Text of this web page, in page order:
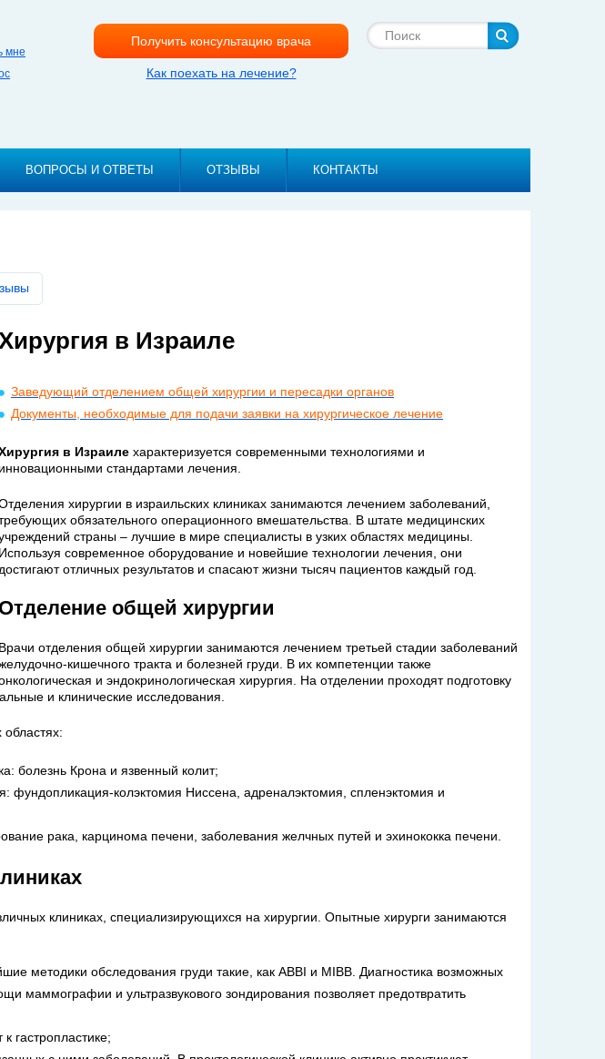
мне
Получить консультацию врача
Как поехать на лечение?
ВОПРОСЫ И ОТВЕТЫ ОТЗЫВЫ КОНТАКТЫ
в Израиле
Заведующий отделением общей хирургии и пересадки органов
Документы, необходимые для подачи заявки на хирургическое лечение
в Израиле характеризуется современными технологиями и
инновационными стандартами лечения.
хирургии в израильских клиниках занимаются лечением заболеваний,
обязательного операционного вмешательства. В штате медицинских
страны – лучшие в мире специалисты в узких областях медицины.
Используя современное оборудование и новейшие технологии лечения, они
достигают отличных результатов и спасают жизни тысяч пациентов каждый год.
Отделение общей хирургии
Врачи отделения общей хирургии занимаются лечением третьей стадии заболеваний
кишечного тракта и болезней груди. В их компетенции также
и эндокринологическая хирургия. На отделении проходят подготовку
и клинические исследования.
болезнь Крона и язвенный колит;
фундопликация-колэктомия Ниссена, адреналэктомия, спленэктомия и
рака, карцинома печени, заболевания желчных путей и эхинококка печени.
клиниках, специализирующихся на хирургии. Опытные хирурги занимаются
методики обследования груди такие, как ABBI и MIBB. Диагностика возможных
маммографии и ультразвукового зондирования позволяет предотвратить
гастропластике;